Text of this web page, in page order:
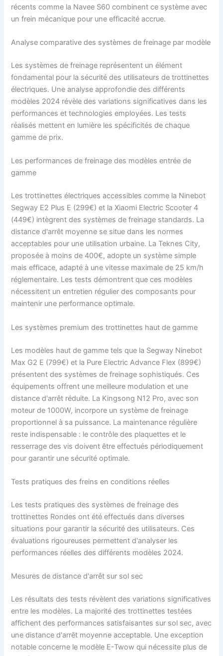
récents comme la Navee S60 combinent ce système avec
un frein mécanique pour une efficacité accrue.
Analyse comparative des systèmes de freinage par modèle
Les systèmes de freinage représentent un élément
fondamental pour la sécurité des utilisateurs de trottinettes
électriques. Une analyse approfondie des différents
modèles 2024 révèle des variations significatives dans les
performances et technologies employées. Les tests
réalisés mettent en lumière les spécificités de chaque
gamme de prix.
Les performances de freinage des modèles entrée de
gamme
Les trottinettes électriques accessibles comme la Ninebot
Segway E2 Plus E (299€) et la Xiaomi Electric Scooter 4
(449€) intègrent des systèmes de freinage standards. La
distance d'arrêt moyenne se situe dans les normes
acceptables pour une utilisation urbaine. La Teknes City,
proposée à moins de 400€, adopte un système simple
mais efficace, adapté à une vitesse maximale de 25 km/h
réglementaire. Les tests démontrent que ces modèles
nécessitent un entretien régulier des composants pour
maintenir une performance optimale.
Les systèmes premium des trottinettes haut de gamme
Les modèles haut de gamme tels que la Segway Ninebot
Max G2 E (799€) et la Pure Electric Advance Flex (899€)
présentent des systèmes de freinage sophistiqués. Ces
équipements offrent une meilleure modulation et une
distance d'arrêt réduite. La Kingsong N12 Pro, avec son
moteur de 1000W, incorpore un système de freinage
proportionnel à sa puissance. La maintenance régulière
reste indispensable : le contrôle des plaquettes et le
resserrage des vis doivent être effectués périodiquement
pour garantir une sécurité optimale.
Tests pratiques des freins en conditions réelles
Les tests pratiques des systèmes de freinage des
trottinettes Rondes ont été effectués dans diverses
situations pour garantir la sécurité des utilisateurs. Ces
évaluations rigoureuses permettent d'analyser les
performances réelles des différents modèles 2024.
Mesures de distance d'arrêt sur sol sec
Les résultats des tests révèlent des variations significatives
entre les modèles. La majorité des trottinettes testées
affichent des performances satisfaisantes sur sol sec, avec
une distance d'arrêt moyenne acceptable. Une exception
notable concerne le modèle E-Twow qui nécessite plus de